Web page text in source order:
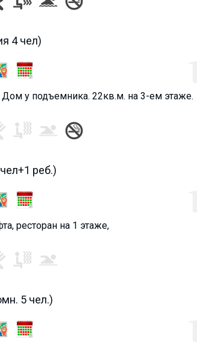
4 чел)
Дом у подъемника. 22кв.м. на 3-ем этаже.
реб.)
ресторан на 1 этаже,
5 чел.)